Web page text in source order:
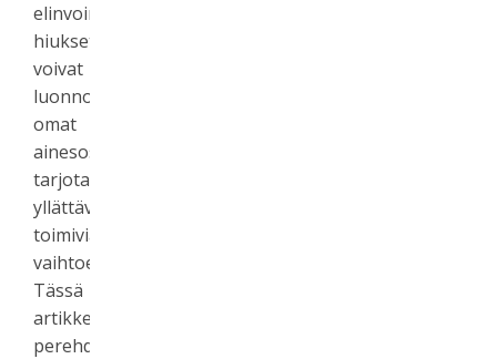
elinvoimaiset
hiukset,
voivat
luonnon
omat
ainesosat
tarjota
yllättävän
toimivia
vaihtoehtoja.
Tässä
artikkelissa
perehdymme